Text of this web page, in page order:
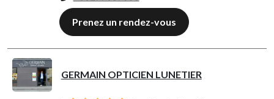
Prenez un rendez-vous
GERMAIN OPTICIEN LUNETIER